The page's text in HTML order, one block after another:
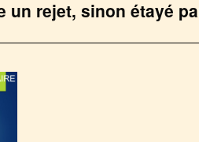
un rejet, sinon étayé